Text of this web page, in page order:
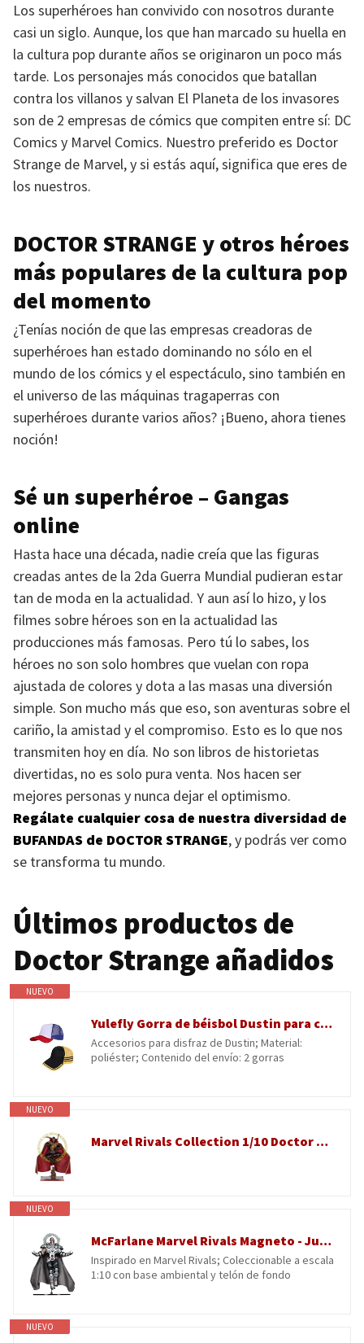
Los superhéroes han convivido con nosotros durante
casi un siglo. Aunque, los que han marcado su huella en
la cultura pop durante años se originaron un poco más
tarde. Los personajes más conocidos que batallan
contra los villanos y salvan El Planeta de los invasores
son de 2 empresas de cómics que compiten entre sí: DC
Comics y Marvel Comics. Nuestro preferido es Doctor
Strange de Marvel, y si estás aquí, significa que eres de
los nuestros.
DOCTOR STRANGE y otros héroes
más populares de la cultura pop
del momento
¿Tenías noción de que las empresas creadoras de
superhéroes han estado dominando no sólo en el
mundo de los cómics y el espectáculo, sino también en
el universo de las máquinas tragaperras con
superhéroes durante varios años? ¡Bueno, ahora tienes
noción!
Sé un superhéroe – Gangas
online
Hasta hace una década, nadie creía que las figuras
creadas antes de la 2da Guerra Mundial pudieran estar
tan de moda en la actualidad. Y aun así lo hizo, y los
filmes sobre héroes son en la actualidad las
producciones más famosas. Pero tú lo sabes, los
héroes no son solo hombres que vuelan con ropa
ajustada de colores y dota a las masas una diversión
simple. Son mucho más que eso, son aventuras sobre el
cariño, la amistad y el compromiso. Esto es lo que nos
transmiten hoy en día. No son libros de historietas
divertidas, no es solo pura venta. Nos hacen ser
mejores personas y nunca dejar el optimismo.
Regálate cualquier cosa de nuestra diversidad de
BUFANDAS de DOCTOR STRANGE, y podrás ver como
se transforma tu mundo.
Últimos productos de
Doctor Strange añadidos
NUEVO
Yulefly Gorra de béisbol Dustin para cosplay, accesorio para disfraz de camionero, para tiempo libre, Halloween, carnaval
Accesorios para disfraz de Dustin; Material:
poliéster; Contenido del envío: 2 gorras
NUEVO
Marvel Rivals Collection 1/10 Doctor Strange - Figura de acción (21 cm)
NUEVO
McFarlane Marvel Rivals Magneto - Juguetes coleccionables a Escala 1:10
Inspirado en Marvel Rivals; Coleccionable a escala
1:10 con base ambiental y telón de fondo
NUEVO